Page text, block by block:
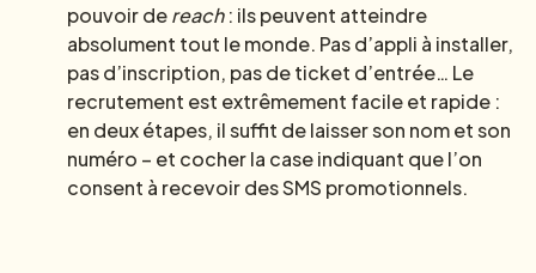
pouvoir dereach: ils peuvent atteindre
absolument tout le monde. Pas d’appli à installer,
pas d’inscription, pas de ticket d’entrée… Le
recrutement est extrêmement facile et rapide :
en deux étapes, il suffit de laisser son nom et son
numéro – et cocher la case indiquant que l’on
consent à recevoir des SMS promotionnels.